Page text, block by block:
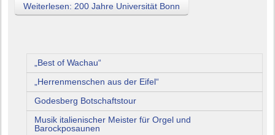
Weiterlesen: 200 Jahre Universität Bonn
„Best of Wachau“
„Herrenmenschen aus der Eifel“
Godesberg Botschaftstour
Musik italienischer Meister für Orgel und
Barockposaunen